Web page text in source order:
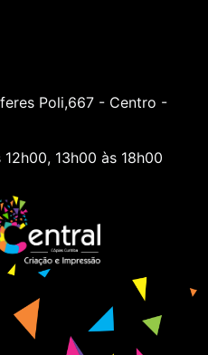
Poli,667 - Centro -
13h00 às 18h00